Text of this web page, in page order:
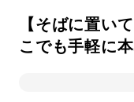
【そばに置い
こでも手軽に